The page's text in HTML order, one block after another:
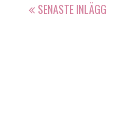
SENASTE INLÄGG